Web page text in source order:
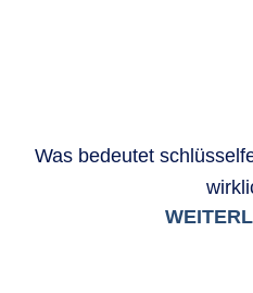
Was bedeutet